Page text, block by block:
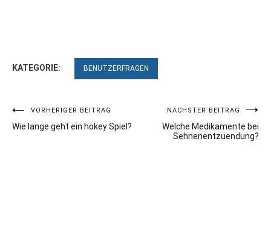
KATEGORIE: BENUTZERFRAGEN
Beitragsnavigation
VORHERIGER BEITRAG
Wie lange geht ein hokey Spiel?
NÄCHSTER BEITRAG
Welche Medikamente bei
Sehnenentzuendung?